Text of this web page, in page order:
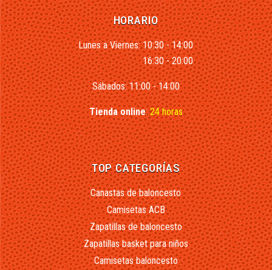
HORARIO
Lunes a Viernes: 10:30 - 14:00
16:30 - 20:00
Sábados: 11:00 - 14:00
Tienda online:24 horas
TOP CATEGORÍAS
Canastas de baloncesto
Camisetas ACB
Zapatillas de baloncesto
Zapatillas basket para niños
Camisetas baloncesto